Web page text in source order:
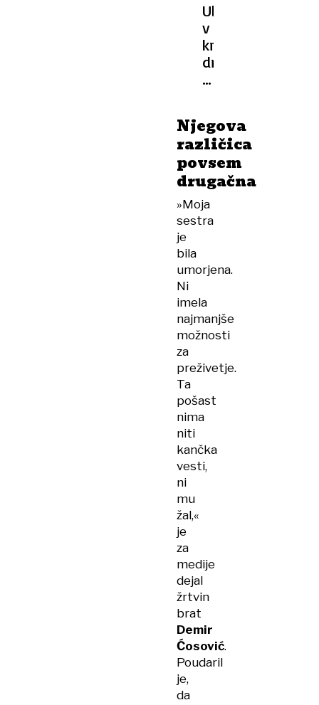
Uboj
v
krogu
družine
bo
Njegova
različica
povsem
drugačna
»Moja
sestra
je
bila
umorjena.
Ni
imela
najmanjše
možnosti
za
preživetje.
Ta
pošast
nima
niti
kančka
vesti,
ni
mu
žal,«
je
za
medije
dejal
žrtvin
brat
Demir
Ćosović.
Poudaril
je,
da